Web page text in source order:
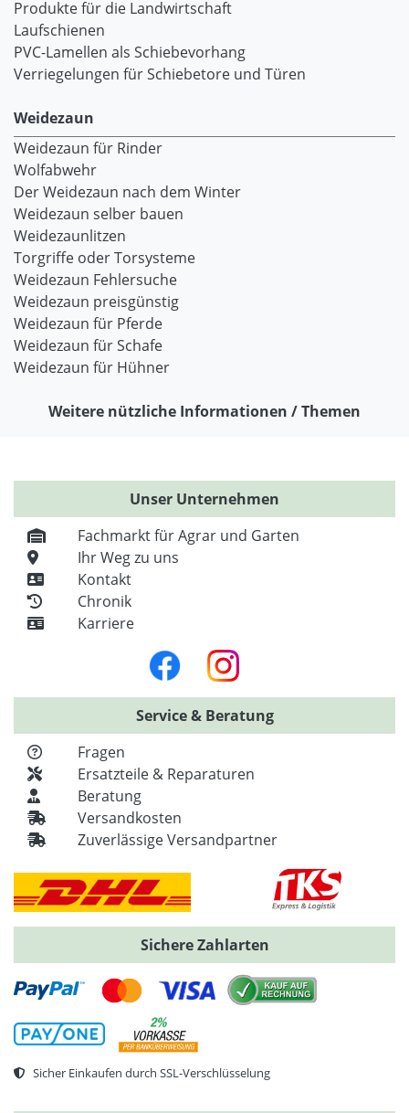
Produkte für die Landwirtschaft
Laufschienen
PVC-Lamellen als Schiebevorhang
Verriegelungen für Schiebetore und Türen
Weidezaun
Weidezaun für Rinder
Wolfabwehr
Der Weidezaun nach dem Winter
Weidezaun selber bauen
Weidezaunlitzen
Torgriffe oder Torsysteme
Weidezaun Fehlersuche
Weidezaun preisgünstig
Weidezaun für Pferde
Weidezaun für Schafe
Weidezaun für Hühner
Weitere nützliche Informationen / Themen
Unser Unternehmen
Fachmarkt für Agrar und Garten
Ihr Weg zu uns
Kontakt
Chronik
Karriere
Service & Beratung
Fragen
Ersatzteile & Reparaturen
Beratung
Versandkosten
Zuverlässige Versandpartner
Sichere Zahlarten
Sicher Einkaufen durch SSL-Verschlüsselung